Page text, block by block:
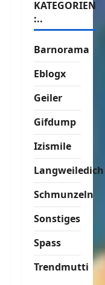
KATEGORIEN
:..
Barnorama
Eblogx
Geiler
Gifdump
Izismile
Langweiledich
Schmunzeln
Sonstiges
Spass
Trendmutti